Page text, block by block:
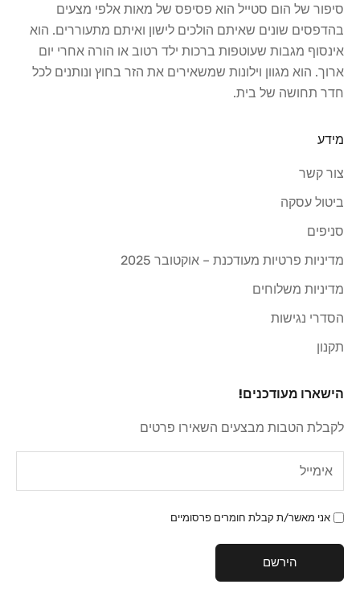
סיפור של הום סטייל הוא פסיפס של מאות אלפי מצעים
בהדפסים שונים שאיתם הולכים לישון ואיתם מתעוררים. הוא
אינסוף מגבות שעוטפות ברכות ילד רטוב או הורה אחרי יום
ארוך. הוא מגוון וילונות שמשאירים את הזר בחוץ ונותנים לכל
חדר תחושה של בית.
מידע
צור קשר
ביטול עסקה
סניפים
מדיניות פרטיות מעודכנת – אוקטובר 2025
מדיניות משלוחים
הסדרי נגישות
תקנון
הישארו מעודכנים!
לקבלת הטבות מבצעים השאירו פרטים
אני מאשר/ת קבלת חומרים פרסומיים
הירשם